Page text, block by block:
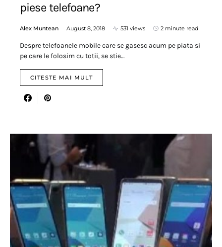
piese telefoane?
Alex Muntean August 8, 2018 531 views 2 minute read
Despre telefoanele mobile care se gasesc acum pe piata si
pe care le folosim cu totii, se stie…
CITESTE MAI MULT